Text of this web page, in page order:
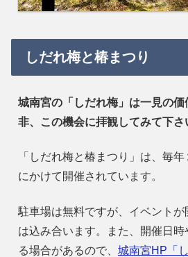
しだれ梅と椿まつり
城南宮の「しだれ梅」は一見の
非、この機会に拝観してみて下さ
「しだれ梅と椿まつり」は、毎
にかけて開催されています。
駐車場は無料ですが、イベントが
は込み合います。また、開催日
る場合があるので、 城南宮HP「